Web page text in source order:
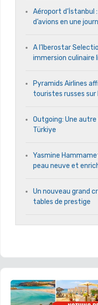
Aéroport d’İstanbul
d’avions en une
A l’Iberostar
immersion culinaire
Pyramids Airlines
touristes russes sur
Outgoing: Une
Türkiye
Yasmine
peau neuve et
Un nouveau grand
tables de prestige